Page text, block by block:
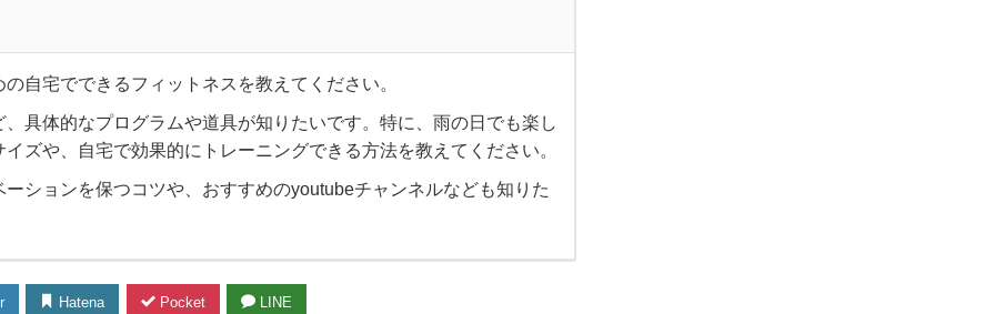
自宅でできるフィットネスを教えてください。
具体的なプログラムや道具が知りたいです。特に、雨の日でも楽し
ズや、自宅で効果的にトレーニングできる方法を教えてください。
ションを保つコツや、おすすめのyoutubeチャンネルなども知りた
Hatena Pocket LINE